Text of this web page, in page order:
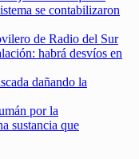
se contabilizaron
de Radio del Sur
habrá desvíos en
dañando la
por la
sustancia que